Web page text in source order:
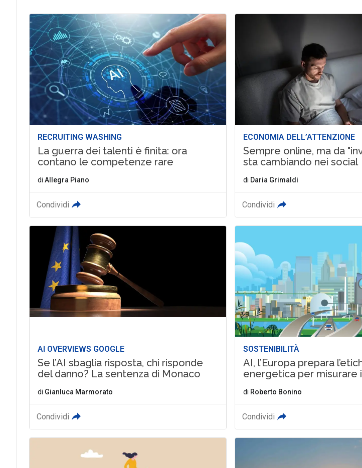
RECRUITING WASHING
La guerra dei talenti è finita: ora
contano le competenze rare
di Allegra Piano
Condividi
ECONOMIA DELL’ATTENZIONE
Sempre online, ma da
sta cambiando nei social
di Daria Grimaldi
Condividi
AI OVERVIEWS GOOGLE
Se l’AI sbaglia risposta, chi risponde
del danno? La sentenza di Monaco
di Gianluca Marmorato
Condividi
SOSTENIBILITÀ
AI, l’Europa prepara
energetica per misurare
di Roberto Bonino
Condividi